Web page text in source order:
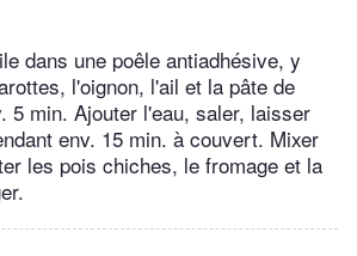
dans une poêle antiadhésive, y
l'oignon, l'ail et la pâte de
5 min. Ajouter l'eau, saler, laisser
env. 15 min. à couvert. Mixer
les pois chiches, le fromage et la